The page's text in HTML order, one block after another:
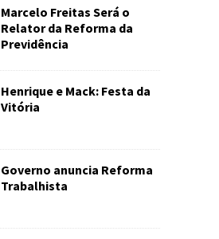
Marcelo Freitas Será o
Relator da Reforma da
Previdência
Henrique e Mack: Festa da
Vitória
Governo anuncia Reforma
Trabalhista